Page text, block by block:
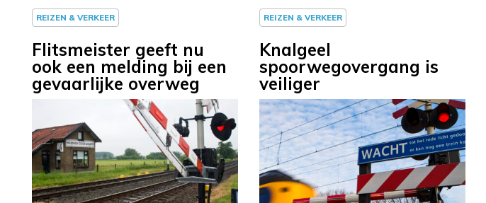
REIZEN & VERKEER
Flitsmeister geeft nu
ook een melding bij een
gevaarlijke overweg
REIZEN & VERKEER
Knalgeel
spoorwegovergang is
veiliger